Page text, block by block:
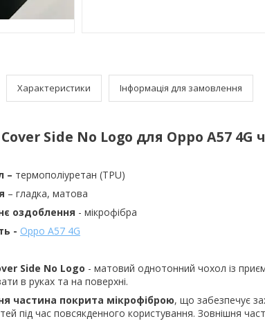
Характеристики Інформація для замовлення
Side No Logo для Oppo A57
– термополіуретан (TPU)
– гладка, матова
оздоблення - мікрофібра
- Oppo A57 4G
Side No Logo - матовий однотонний чохол із
в руках та на поверхні.
частина покрита мікрофіброю, що забезпечує
під час повсякденного користування. Зовнішня